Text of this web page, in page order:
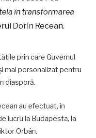
în transformarea
Dorin Recean.
prin care Guvernul
mai personalizat pentru
diasporă.
au efectuat, în
lucru la Budapesta, la
Orbán.